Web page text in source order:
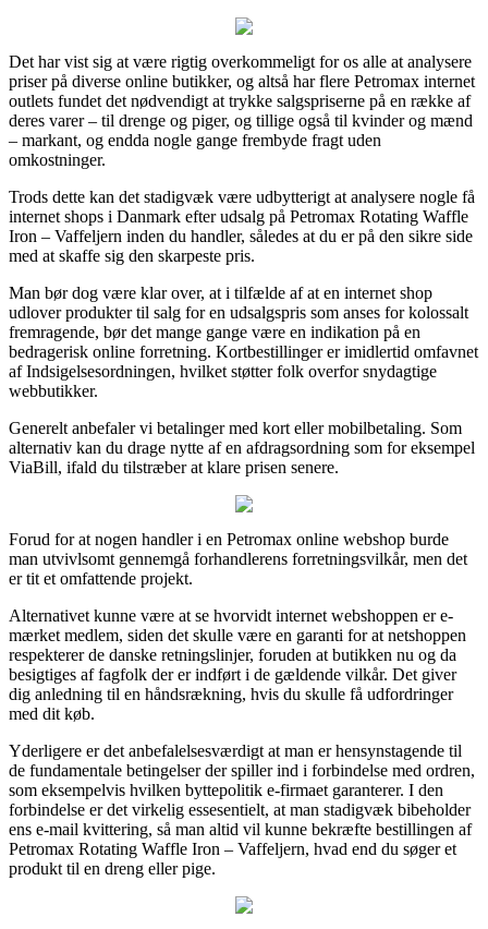
Det har vist sig at være rigtig overkommeligt for os alle at analysere
priser på diverse online butikker, og altså har flere Petromax internet
outlets fundet det nødvendigt at trykke salgspriserne på en række af
deres varer – til drenge og piger, og tillige også til kvinder og mænd
– markant, og endda nogle gange frembyde fragt uden
omkostninger.
Trods dette kan det stadigvæk være udbytterigt at analysere nogle få
internet shops i Danmark efter udsalg på Petromax Rotating Waffle
Iron – Vaffeljern inden du handler, således at du er på den sikre side
med at skaffe sig den skarpeste pris.
Man bør dog være klar over, at i tilfælde af at en internet shop
udlover produkter til salg for en udsalgspris som anses for kolossalt
fremragende, bør det mange gange være en indikation på en
bedragerisk online forretning. Kortbestillinger er imidlertid omfavnet
af Indsigelsesordningen, hvilket støtter folk overfor snydagtige
webbutikker.
Generelt anbefaler vi betalinger med kort eller mobilbetaling. Som
alternativ kan du drage nytte af en afdragsordning som for eksempel
ViaBill, ifald du tilstræber at klare prisen senere.
Forud for at nogen handler i en Petromax online webshop burde
man utvivlsomt gennemgå forhandlerens forretningsvilkår, men det
er tit et omfattende projekt.
Alternativet kunne være at se hvorvidt internet webshoppen er e-
mærket medlem, siden det skulle være en garanti for at netshoppen
respekterer de danske retningslinjer, foruden at butikken nu og da
besigtiges af fagfolk der er indført i de gældende vilkår. Det giver
dig anledning til en håndsrækning, hvis du skulle få udfordringer
med dit køb.
Yderligere er det anbefalelsesværdigt at man er hensynstagende til
de fundamentale betingelser der spiller ind i forbindelse med ordren,
som eksempelvis hvilken byttepolitik e-firmaet garanterer. I den
forbindelse er det virkelig essesentielt, at man stadigvæk bibeholder
ens e-mail kvittering, så man altid vil kunne bekræfte bestillingen af
Petromax Rotating Waffle Iron – Vaffeljern, hvad end du søger et
produkt til en dreng eller pige.